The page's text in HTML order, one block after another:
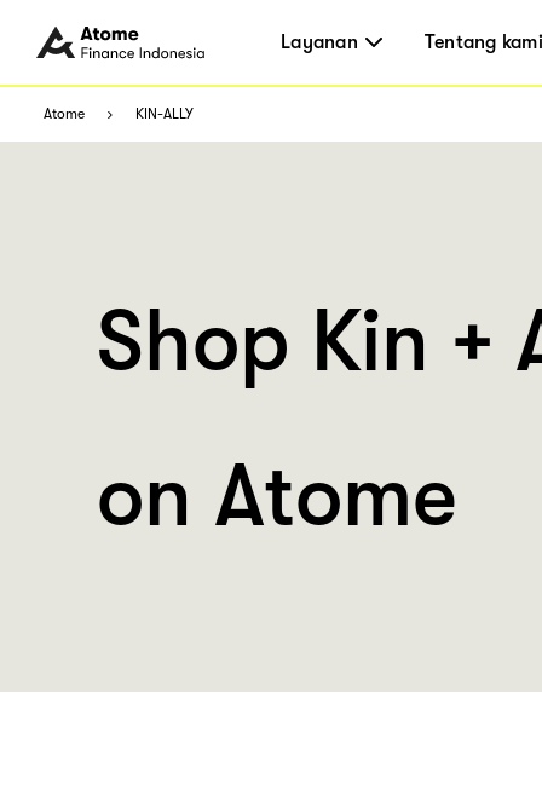
Layanan Tentang kami
Atome KIN-ALLY
Shop Kin +
on Atome